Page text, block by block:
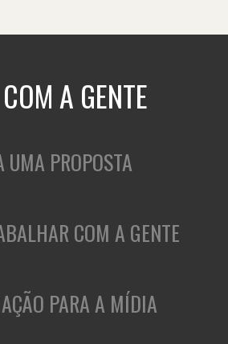
A GENTE
UMA PROPOSTA
COM A GENTE
PARA A MÍDIA